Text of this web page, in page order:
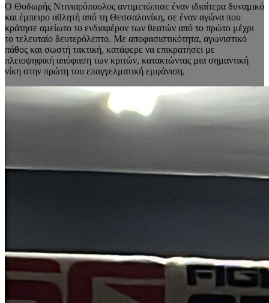
Ο Θοδωρής Ντινιαρόπουλος αντιμετώπισε έναν ιδιαίτερα δυναμικό
και έμπειρο αθλητή από τη Θεσσαλονίκη, σε έναν αγώνα που
κράτησε αμείωτο το ενδιαφέρον των θεατών από το πρώτο μέχρι
το τελευταίο δευτερόλεπτο. Με αποφασιστικότητα, αγωνιστικό
πάθος και σωστή τακτική, κατάφερε να επικρατήσει με
πλειοψηφική απόφαση των κριτών, κατακτώντας μια σημαντική
νίκη στην πρώτη του επαγγελματική εμφάνιση.